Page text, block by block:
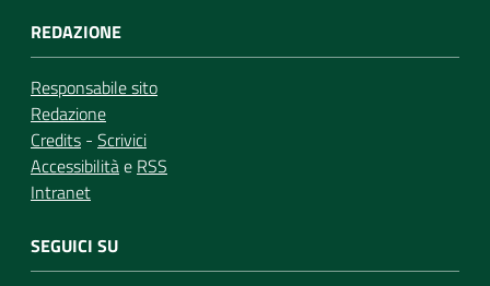
REDAZIONE
Responsabile sito
Redazione
Credits - Scrivici
Accessibilitàe RSS
Intranet
SEGUICI SU